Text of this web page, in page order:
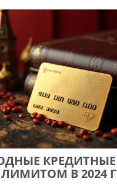
как плюсы, так и минусы
поможет принимать
полезные советы
шансы на
В 2024